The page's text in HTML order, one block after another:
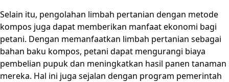
Selain itu, pengolahan limbah pertanian dengan metode
kompos juga dapat memberikan manfaat ekonomi bagi
petani. Dengan memanfaatkan limbah pertanian sebagai
bahan baku kompos, petani dapat mengurangi biaya
pembelian pupuk dan meningkatkan hasil panen tanaman
mereka. Hal ini juga sejalan dengan program pemerintah